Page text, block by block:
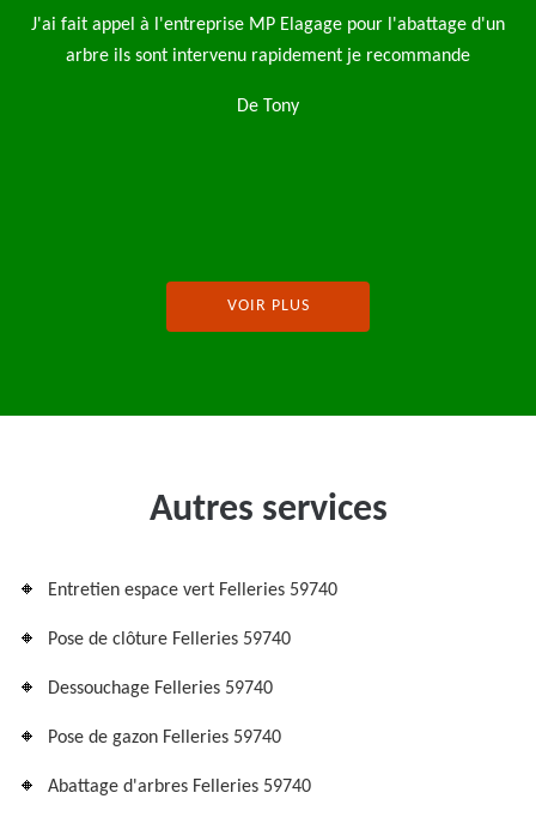
Je fais appel à l'entreprise MP élagage pro pour l'abattage de
sapin et une taille de haie le travail a été fait rapidement et
VOIR PLUS
Autres services
Entretien espace vert Felleries 59740
Pose de clôture Felleries 59740
Dessouchage Felleries 59740
Pose de gazon Felleries 59740
Abattage d'arbres Felleries 59740